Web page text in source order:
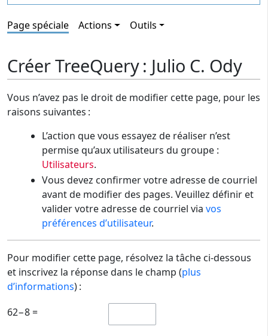
Page spéciale Actions Outils
Créer TreeQuery : Julio C. Ody
Vous n’avez pas le droit de modifier cette page, pour les
raisons suivantes :
L’action que vous essayez de réaliser n’est
permise qu’aux utilisateurs du groupe :
Utilisateurs.
Vous devez confirmer votre adresse de courriel
avant de modifier des pages. Veuillez définir et
valider votre adresse de courriel via vos
préférences d’utilisateur.
Pour modifier cette page, résolvez la tâche ci-dessous
et inscrivez la réponse dans le champ (plus
d’informations) :
62−8 =